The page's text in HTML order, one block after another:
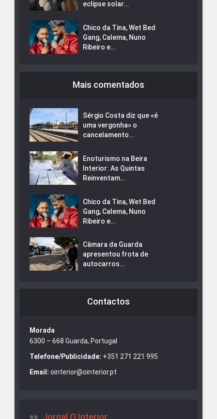
eclipse solar...
Chico da Tina, Wet Bed
Gang, Calema, Nuno
Ribeiro e...
Mais comentados
Sérgio Costa diz que «é
uma vergonha» o
cancelamento...
Enoturismo na Beira
Interior: As Quintas
Reinventam...
Chico da Tina, Wet Bed
Gang, Calema, Nuno
Ribeiro e...
Câmara da Guarda
apresentou frota de
autocarros...
Contactos
Morada
6300 – 668 Guarda, Portugal
Telefone/Publicidade: +351 271 221 995
Email: ointerior@ointerior.pt